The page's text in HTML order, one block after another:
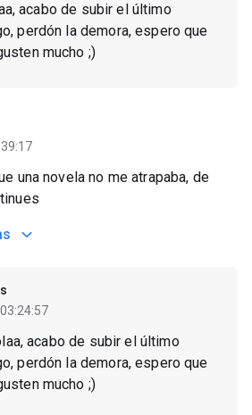
acabo de subir el último
perdón la demora, espero que
mucho ;)
una novela no me atrapaba, de
acabo de subir el último
perdón la demora, espero que
mucho ;)